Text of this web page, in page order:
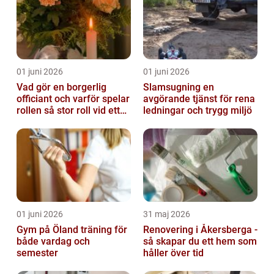
01 juni 2026
Vad gör en borgerlig
officiant och varför spelar
rollen så stor roll vid ett
01 juni 2026
Slamsugning en
avgörande tjänst för rena
ledningar och trygg miljö
01 juni 2026
Gym på Öland träning för
både vardag och
semester
31 maj 2026
Renovering i Åkersberga -
så skapar du ett hem som
håller över tid